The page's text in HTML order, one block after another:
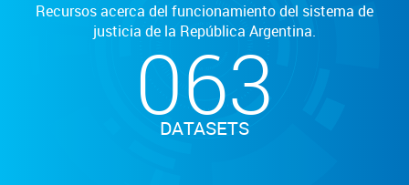
Recursos acerca del funcionamiento del sistema de
justicia de la República Argentina.
063
DATASETS